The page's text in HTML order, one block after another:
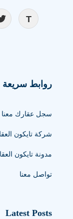
روابط سريعة
سجل عقارك معنا
شركة تايكون
مدونة تايكون
تواصل معنا
Latest Posts